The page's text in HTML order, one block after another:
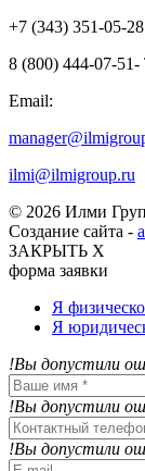
+7 (343) 351-05-
8 (800) 444-07-51-
Email:
ilmi@ilmigroup.ru
© 2026 Илми Груп
Создание сайта -
ЗАКРЫТЬ Х
форма заявки
Я
Я
!Вы допустили
!Вы допустили
!Вы допустили